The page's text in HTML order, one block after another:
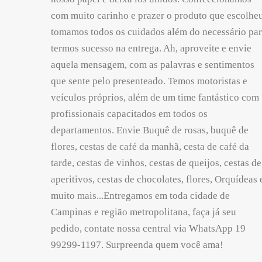
com muito carinho e prazer o produto que
tomamos todos os cuidados além do necessário
termos sucesso na entrega. Ah, aproveite e envie
aquela mensagem, com as palavras e sentimentos
que sente pelo presenteado. Temos motoristas e
veículos próprios, além de um time fantástico com
profissionais capacitados em todos os
departamentos. Envie Buquê de rosas, buquê de
flores, cestas de café da manhã, cesta de café da
tarde, cestas de vinhos, cestas de queijos, cestas de
aperitivos, cestas de chocolates, flores, Orquídeas
muito mais...Entregamos em toda cidade de
Campinas e região metropolitana, faça já seu
pedido, contate nossa central via WhatsApp 19
99299-1197. Surpreenda quem você ama!